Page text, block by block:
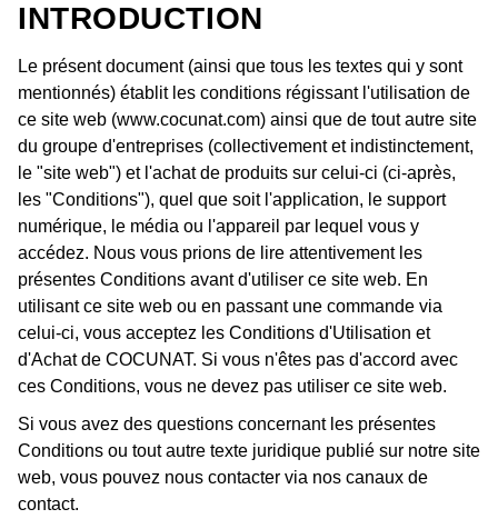
INTRODUCTION
Le présent document (ainsi que tous les textes qui y sont
mentionnés) établit les conditions régissant l'utilisation de
ce site web (www.cocunat.com) ainsi que de tout autre site
du groupe d'entreprises (collectivement et indistinctement,
le "site web") et l'achat de produits sur celui-ci (ci-après,
les "Conditions"), quel que soit l'application, le support
numérique, le média ou l'appareil par lequel vous y
accédez. Nous vous prions de lire attentivement les
présentes Conditions avant d'utiliser ce site web. En
utilisant ce site web ou en passant une commande via
celui-ci, vous acceptez les Conditions d'Utilisation et
d'Achat de COCUNAT. Si vous n'êtes pas d'accord avec
ces Conditions, vous ne devez pas utiliser ce site web.
Si vous avez des questions concernant les présentes
Conditions ou tout autre texte juridique publié sur notre site
web, vous pouvez nous contacter via nos canaux de
contact.